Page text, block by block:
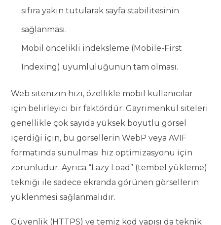
sıfıra yakın tutularak sayfa stabilitesinin
sağlanması.
Mobil öncelikli indeksleme (Mobile-First
Indexing) uyumluluğunun tam olması.
Web sitenizin hızı, özellikle mobil kullanıcılar
için belirleyici bir faktördür. Gayrimenkul siteleri
genellikle çok sayıda yüksek boyutlu görsel
içerdiği için, bu görsellerin WebP veya AVIF
formatında sunulması hız optimizasyonu için
zorunludur. Ayrıca “Lazy Load” (tembel yükleme)
tekniği ile sadece ekranda görünen görsellerin
yüklenmesi sağlanmalıdır.
Güvenlik (HTTPS) ve temiz kod yapısı da teknik